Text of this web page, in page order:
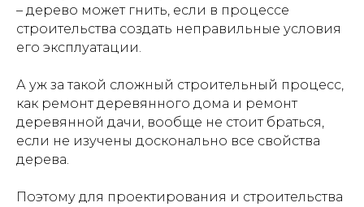
– дерево может гнить, если в процессе
строительства создать неправильные условия
его эксплуатации.
А уж за такой сложный строительный процесс,
как ремонт деревянного дома и ремонт
деревянной дачи, вообще не стоит браться,
если не изучены досконально все свойства
дерева.
Поэтому для проектирования и строительства